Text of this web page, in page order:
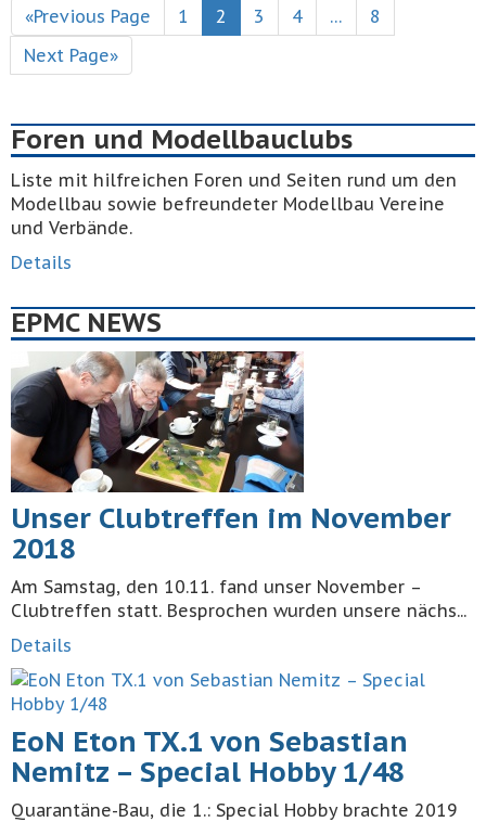
«Previous Page 1 2 3 4 …
8
Next Page»
Foren und Modellbauclubs
Liste mit hilfreichen Foren und Seiten rund um den
Modellbau sowie befreundeter Modellbau Vereine
und Verbände.
Details
EPMC NEWS
Unser Clubtreffen im November
2018
Am Samstag, den 10.11. fand unser November –
Clubtreffen statt. Besprochen wurden unsere nächs...
Details
EoN Eton TX.1 von Sebastian
Nemitz – Special Hobby 1/48
Quarantäne-Bau, die 1.: Special Hobby brachte 2019